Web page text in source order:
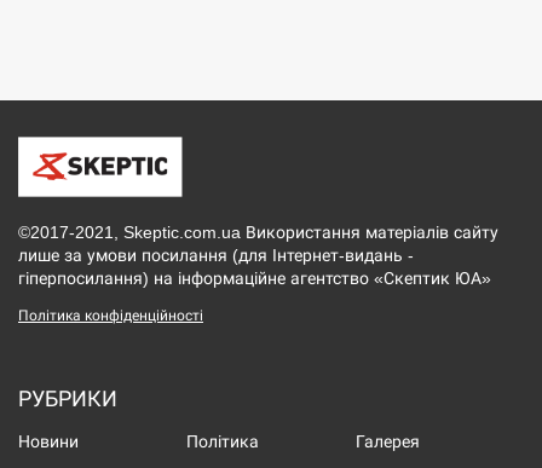
©2017-2021, Skeptic.com.ua Використання матеріалів сайту
лише за умови посилання (для Інтернет-видань -
гіперпосилання) на інформаційне агентство «Скептик ЮА»
Політика конфіденційності
РУБРИКИ
Новини Політика Галерея